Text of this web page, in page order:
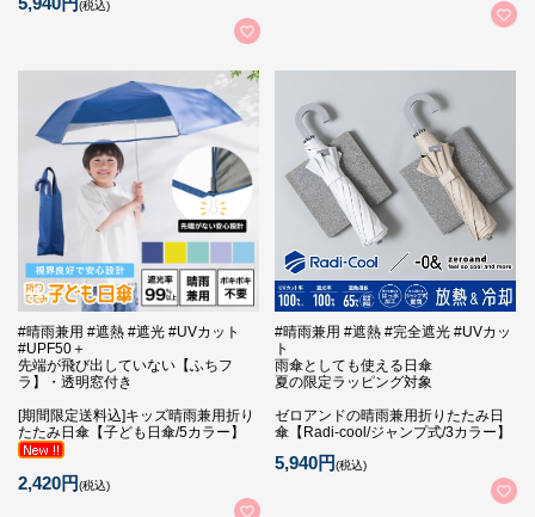
(税込)
#晴雨兼用 #遮熱 #遮光 #UVカット
#UPF50＋
先端が飛び出していない【ふちフ
ラ】・透明窓付き
[期間限定送料込]キッズ晴雨兼用折り
たたみ日傘【子ども日傘/5カラー】
2,420円(税込)
#晴雨兼用 #遮熱 #完全遮光 #UVカッ
ト
雨傘としても使える日傘
夏の限定ラッピング対象
ゼロアンドの晴雨兼用折りたたみ日
傘【Radi-cool/ジャンプ式/3カラー】
5,940円(税込)